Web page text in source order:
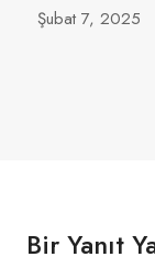
Şubat 7, 2025
Bir Yanıt